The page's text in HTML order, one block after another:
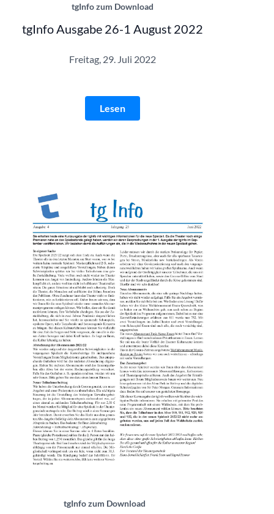
tgInfo zum Download
tgInfo Ausgabe 26-1 August 2022
Freitag, 29. Juli 2022
Lesen
tgInfo_25-4 | © Theatergemeinde
tgInfo zum Download